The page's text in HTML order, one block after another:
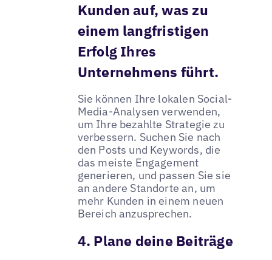
Kunden auf, was zu
einem langfristigen
Erfolg Ihres
Unternehmens führt.
Sie können Ihre lokalen Social-
Media-Analysen verwenden,
um Ihre bezahlte Strategie zu
verbessern. Suchen Sie nach
den Posts und Keywords, die
das meiste Engagement
generieren, und passen Sie sie
an andere Standorte an, um
mehr Kunden in einem neuen
Bereich anzusprechen.
4. Plane deine Beiträge